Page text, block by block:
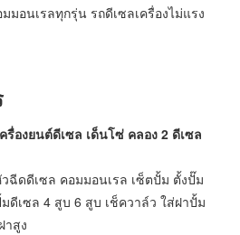
มอนเรลทุกรุ่น รถดีเซลเครื่องไม่แรง
รื่องยนต์ดีเซล เด็นโซ่ คลอง 2 ดีเซล
ฉีดดีเซล คอมมอนเรล เซ็ตปั้ม ตั้งปั๊ม
ดีเซล 4 สูบ 6 สูบ เช็ควาล์ว ใส่ฝาปั้ม
าสูง